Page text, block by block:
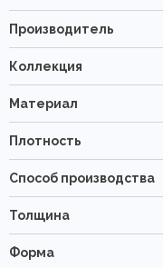
Производитель
Коллекция
Материал
Плотность
Способ производства
Толщина
Форма